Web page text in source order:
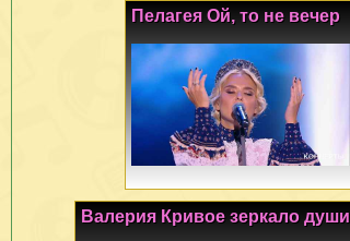
Пелагея Ой, то не вечер
Валерия Кривое зеркало души